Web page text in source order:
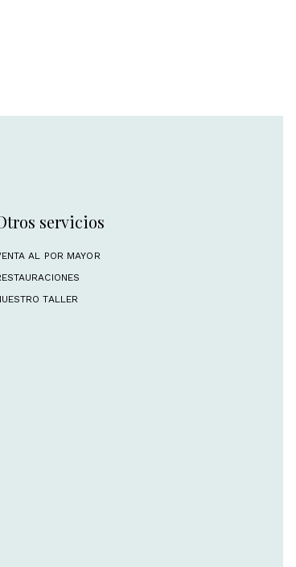
servicios
AL POR MAYOR
TALLER